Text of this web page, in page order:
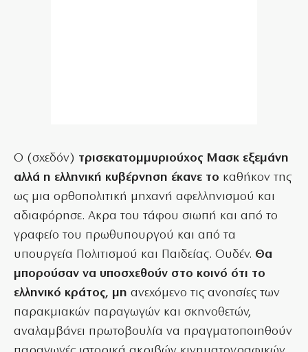
Ο (σχεδόν) τρισεκατομμυριούχος Μασκ εξεμάνη
αλλά η ελληνική κυβέρνηση έκανε το καθήκον της
ως μια ορθοπολιτική μηχανή αφελληνισμού και
αδιαφόρησε. Ακρα του τάφου σιωπή και από το
γραφείο του πρωθυπουργού και από τα
υπουργεία Πολιτισμού και Παιδείας. Ουδέν. Θα
μπορούσαν να υποσχεθούν στο κοινό ότι το
ελληνικό κράτος, μη ανεχόμενο τις ανοησίες των
παρακμιακών παραγωγών και σκηνοθετών,
αναλαμβάνει πρωτοβουλία να πραγματοποιηθούν